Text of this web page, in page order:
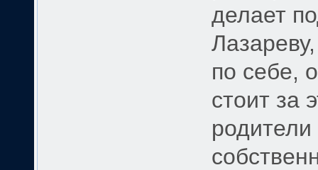
делает
по себе,
стоит за
родители